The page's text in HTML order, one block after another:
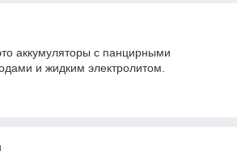
аккумуляторы с панцирными
и жидким электролитом.